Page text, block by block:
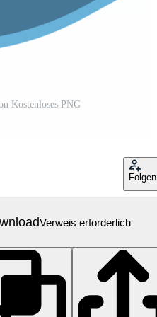
Kostenloses PNG
Folgen
Verweis erforderlich